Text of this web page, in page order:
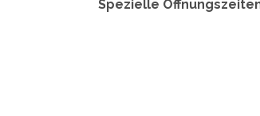
Spezielle